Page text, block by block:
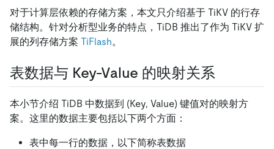
对于计算层依赖的存储方案，本文只介绍基于 TiKV 的行存
储结构。针对分析型业务的特点，TiDB 推出了作为 TiKV 扩
展的列存储方案 TiFlash。
表数据与 Key-Value 的映射关系
本小节介绍 TiDB 中数据到 (Key, Value) 键值对的映射方
案。这里的数据主要包括以下两个方面：
表中每一行的数据，以下简称表数据